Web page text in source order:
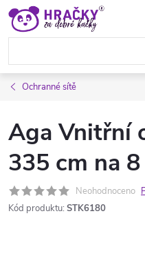
Přejít
obsah
Ochranné sítě
Aga Vnitřní
335 cm na
Neohodnoceno
Kód produktu: STK6180